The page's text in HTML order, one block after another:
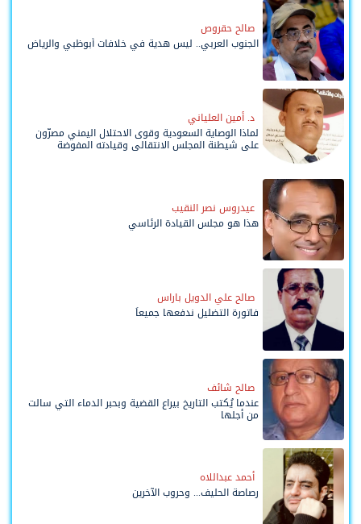
صالح حقروص
الجنوب العربي.. ليس هدية في خلافات أبوظبي والرياض
د. أمين العلياني
لماذا الوصاية السعودية وقوى الاحتلال اليمني مصرّون
على شيطنة المجلس الانتقالي وقيادته المفوضة
عيدروس نصر النقيب
هذا هو مجلس القيادة الرئاسي
صالح علي الدويل باراس
فاتورة التضليل ندفعها جميعاً
صالح شائف
عندما يُكتب التاريخ بيراع القضية وبحبر الدماء التي سالت
من أجلها
أحمد عبداللاه
رصاصة الحليف... وحروب الآخرين